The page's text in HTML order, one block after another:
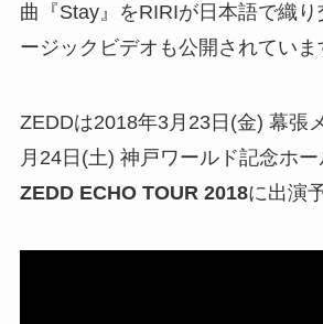
曲『Stay』をRIRIが日本語で織
ージックビデオも公開されていま
ZEDDは2018年3月23日(金) 幕張
月24日(土) 神戸ワールド記念ホ
ZEDD ECHO TOUR 2018に出演